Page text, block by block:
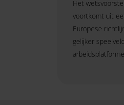
Het
voortkomt uit
Europese
gelijker
krijgen